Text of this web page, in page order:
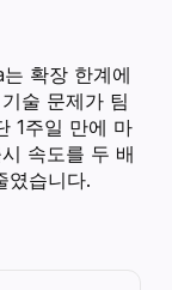
확장 한계에
술 문제가 팀
1주일 만에 마
속도를 두 배
였습니다.